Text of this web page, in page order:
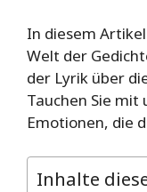
In diesem
Welt der
der Lyrik über
Tauchen Sie mit
Emotionen, die
Inhalte